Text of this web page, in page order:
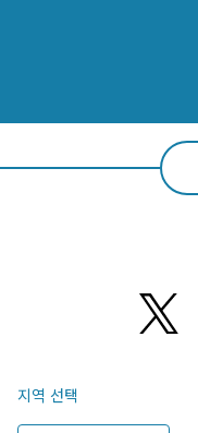
지역 선택